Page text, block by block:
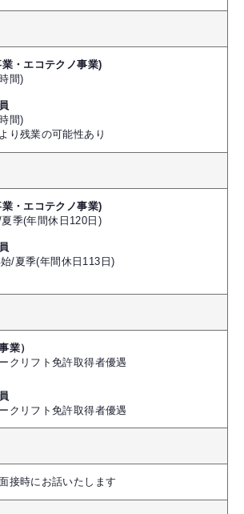
・エコテクノ事業)
間)
間)
り残業の可能性あり
・エコテクノ事業)
季(年間休日120日)
/夏季(年間休日113日)
業）
クリフト免許取得者優遇
クリフト免許取得者優遇
接時にお話いたします